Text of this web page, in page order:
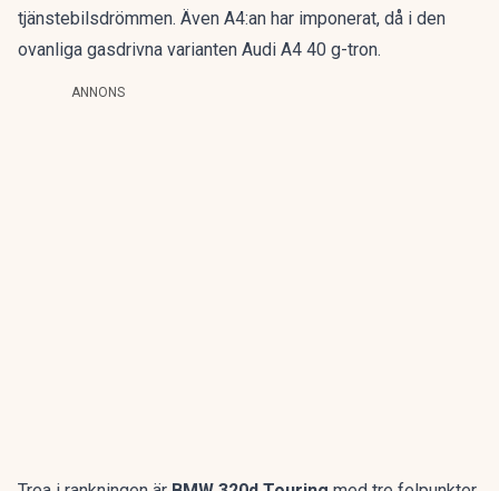
tjänstebilsdrömmen. Även A4:an har imponerat, då i den
ovanliga gasdrivna varianten Audi A4 40 g-tron.
ANNONS